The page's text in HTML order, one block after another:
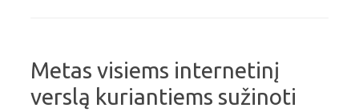
Metas visiems internetinį
verslą kuriantiems sužinoti